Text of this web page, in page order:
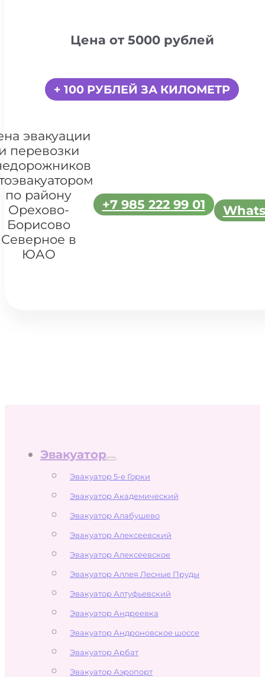
Цена от 5000 рублей
+ 100 РУБЛЕЙ ЗА КИЛОМЕТР
эвакуации
перевозки
по району
Орехово-
Борисово
Северное в
ЮАО
+7 985 222 99 01
Эвакуатор
Эвакуатор 5-е Горки
Эвакуатор Академический
Эвакуатор Алабушево
Эвакуатор Алексеевский
Эвакуатор Алексеевское
Эвакуатор Аллея Лесные Пруды
Эвакуатор Алтуфьевский
Эвакуатор Андреевка
Эвакуатор Андроновское шоссе
Эвакуатор Арбат
Эвакуатор Аэропорт